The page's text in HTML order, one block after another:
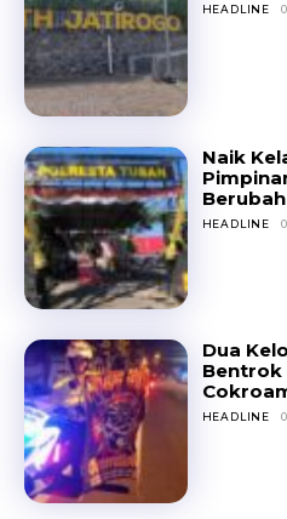
HEADLINE
Naik
Berubah
HEADLINE
Dua
Bentrok
HEADLINE